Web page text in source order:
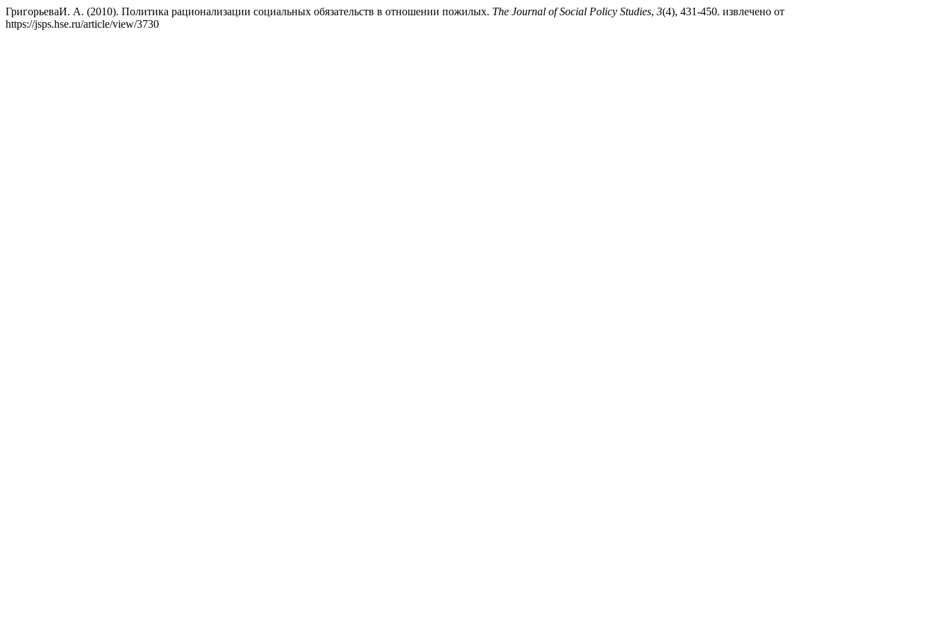
ГригорьеваИ. А. (2010). Политика рационализации социальных обязательств в отношении пожилых. The Journal of Social Policy Studies, 3(4), 431-450. извлечено от
https://jsps.hse.ru/article/view/3730